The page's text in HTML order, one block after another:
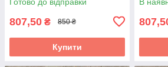
807,50 ₴ 850 ₴
Купити